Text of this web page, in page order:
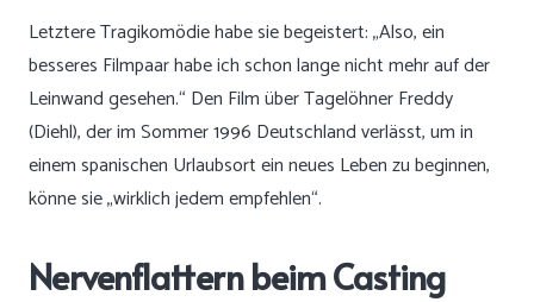
Letztere Tragikomödie habe sie begeistert: „Also, ein
besseres Filmpaar habe ich schon lange nicht mehr auf der
Leinwand gesehen.“ Den Film über Tagelöhner Freddy
(Diehl), der im Sommer 1996 Deutschland verlässt, um in
einem spanischen Urlaubsort ein neues Leben zu beginnen,
könne sie „wirklich jedem empfehlen“.
Nervenflattern beim Casting